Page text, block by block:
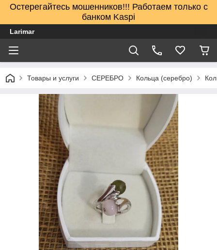
Остерегайтесь мошенников!!! Работаем только с
банком Kaspi
Larimar
Товары и услуги СЕРЕБРО Кольца (серебро)